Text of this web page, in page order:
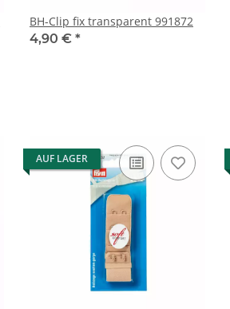
BH-Clip fix transparent 991872
4,90 € *
AUF LAGER